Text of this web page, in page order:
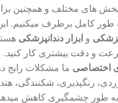
بخش های مختلف و همچنین
طور کامل برطرف میکنیم.
و ابزار دندانپزشکی
و دقت بیشتری کار کنید.
اختصاصی ما مشکلات رایج
رنگپذیری، شکنندگی،
طور چشمگیری کاهش میدهند.